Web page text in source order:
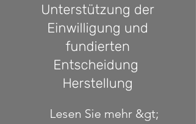
Unterstützung der
Einwilligung und
fundierten
Entscheidung
Herstellung
Lesen Sie mehr &gt;